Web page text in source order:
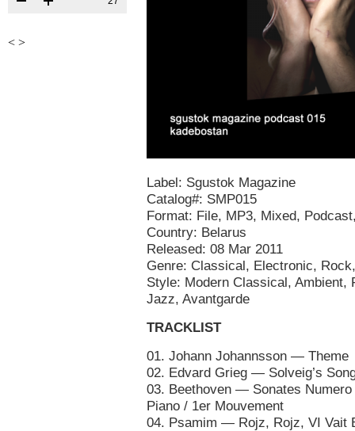
< >
Label: Sgustok Magazine
Catalog#: SMP015
Format: File, MP3, Mixed,
Country: Belarus
Released: 08 Mar 2011
Genre: Classical, Electronic,
Style: Modern Classical, Ambient,
Jazz, Avantgarde
TRACKLIST
01. Johann Johannsson — Theme
02. Edvard Grieg — Solveig’s
03. Beethoven — Sonates
Piano / 1er Mouvement
04. Psamim — Rojz, Rojz, VI Vait